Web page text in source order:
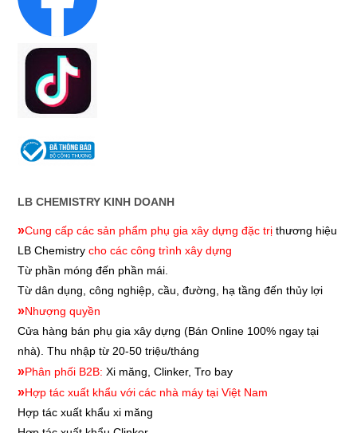
LB CHEMISTRY KINH DOANH
»Cung cấp các sản phẩm phụ gia xây dựng đặc trị thương hiệu
LB Chemistrycho các công trình xây dựng
Từ phần móng đến phần mái.
Từ dân dụng, công nghiệp, cầu, đường, hạ tầng đến thủy lợi
»Nhượng quyền
Cửa hàng bán phụ gia xây dựng (Bán Online 100% ngay tại
nhà). Thu nhập từ 20-50 triệu/tháng
»Phân phối B2B: Xi măng, Clinker, Tro bay
»Hợp tác xuất khẩu với các nhà máy tại Việt Nam
Hợp tác xuất khẩu xi măng